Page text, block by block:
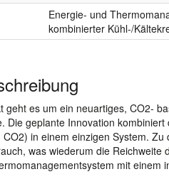
Energie- und
kombinierter Kühl-/
geht es um ein neuartiges, CO2-
Die geplante Innovation
CO2) in einem einzigen System.
was wiederum die
mit einem